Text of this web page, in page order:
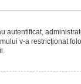
autentificat,
v-a restricţionat